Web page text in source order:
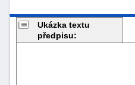
Ukázka textu
předpisu: